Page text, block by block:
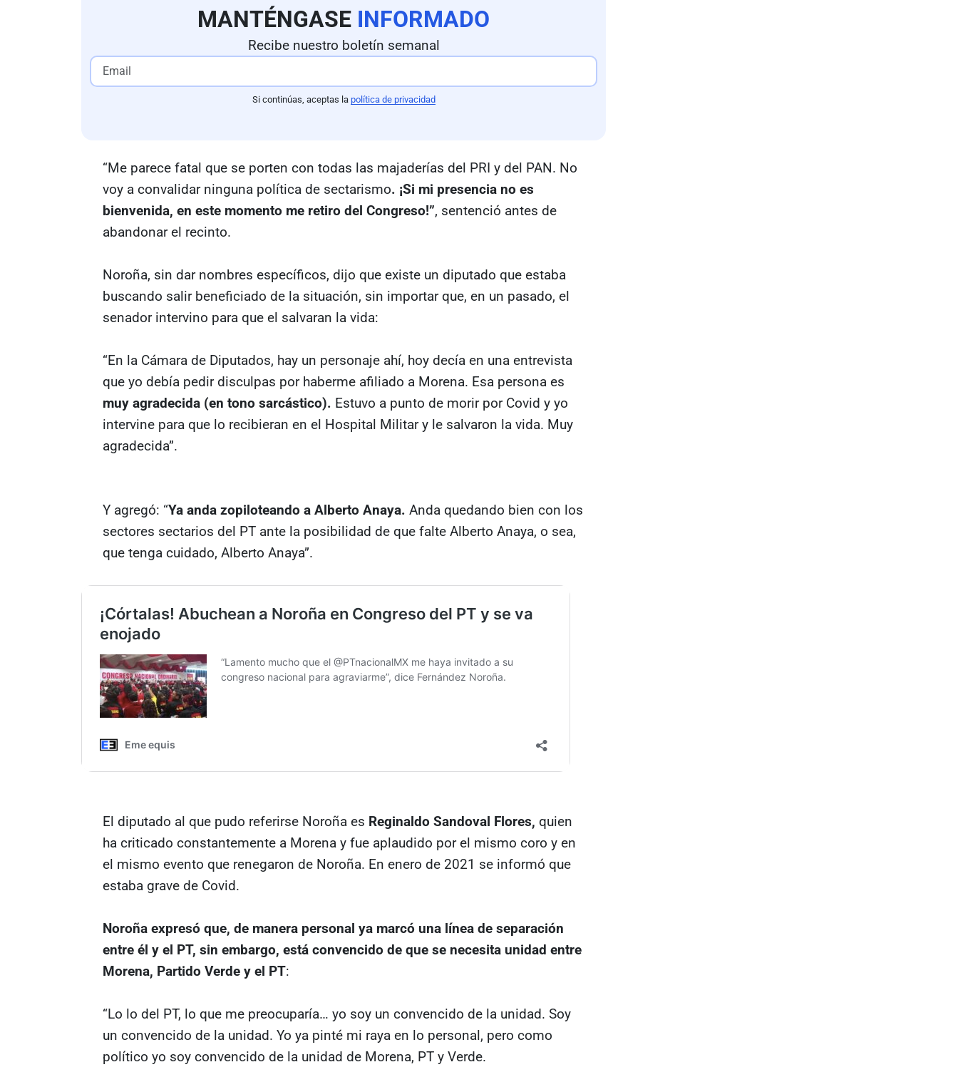
MANTÉNGASE INFORMADO
Recibe nuestro boletín semanal
Si continúas, aceptas la política de privacidad
“Me parece fatal que se porten con todas las majaderías del PRI y del PAN. No
voy a convalidar ninguna política de sectarismo. ¡Si mi presencia no es
bienvenida, en este momento me retiro del Congreso!”, sentenció antes de
abandonar el recinto.
Noroña, sin dar nombres específicos, dijo que existe un diputado que estaba
buscando salir beneficiado de la situación, sin importar que, en un pasado, el
senador intervino para que el salvaran la vida:
“En la Cámara de Diputados, hay un personaje ahí, hoy decía en una entrevista
que yo debía pedir disculpas por haberme afiliado a Morena. Esa persona es
muy agradecida (en tono sarcástico). Estuvo a punto de morir por Covid y yo
intervine para que lo recibieran en el Hospital Militar y le salvaron la vida. Muy
agradecida”.
Y agregó: “Ya anda zopiloteando a Alberto Anaya. Anda quedando bien con los
sectores sectarios del PT ante la posibilidad de que falte Alberto Anaya, o sea,
que tenga cuidado, Alberto Anaya”.
El diputado al que pudo referirse Noroña es Reginaldo Sandoval Flores, quien
ha criticado constantemente a Morena y fue aplaudido por el mismo coro y en
el mismo evento que renegaron de Noroña. En enero de 2021 se informó que
estaba grave de Covid.
Noroña expresó que, de manera personal ya marcó una línea de separación
entre él y el PT, sin embargo, está convencido de que se necesita unidad entre
Morena, Partido Verde y el PT:
“Lo lo del PT, lo que me preocuparía… yo soy un convencido de la unidad. Soy
un convencido de la unidad. Yo ya pinté mi raya en lo personal, pero como
político yo soy convencido de la unidad de Morena, PT y Verde.